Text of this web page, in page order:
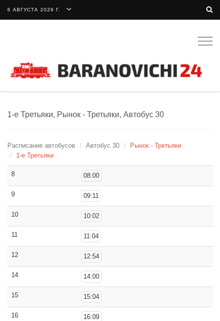
6 АВГУСТА 2026 Г.
1-е Третьяки, Рынок - Третьяки, Автобус 30
Расписание автобусов Автобус 30
Рынок - Третьяки
1-е Третьяки
8 08:00
9 09:11
10 10:02
11 11:04
12 12:54
14 14:00
15 15:04
16 16:09